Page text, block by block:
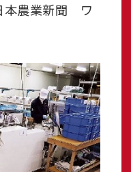
本農業新聞 ワ